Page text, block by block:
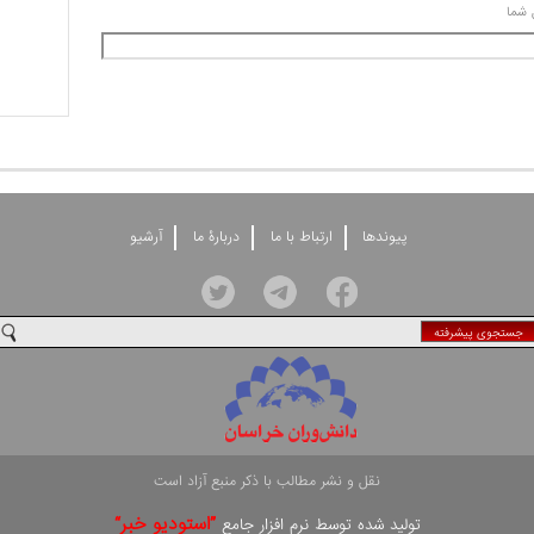
شما
پيوندها ارتباط با ما دربارۀ ما آرشيو
جستجوی پيشرفته
نقل و نشر مطالب با ذکر منبع آزاد است
توليد شده توسط نرم افزار جامع”استوديو خبر“